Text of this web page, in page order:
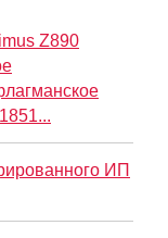
Z890
ИП